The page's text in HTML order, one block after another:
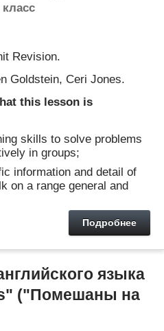
Revision.
Goldstein, Ceri Jones.
this lesson is
skills to solve problems
in groups;
information and detail of
on a range general and
Подробнее
языка
("Помешаны на